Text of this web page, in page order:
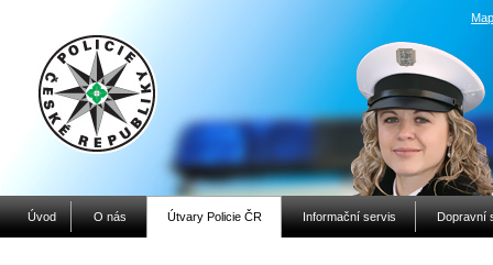
Úvod O nás Útvary Policie ČR Informační servis Dopravní